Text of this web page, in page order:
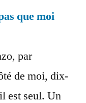
que moi
par
de moi, dix-
est seul. Un